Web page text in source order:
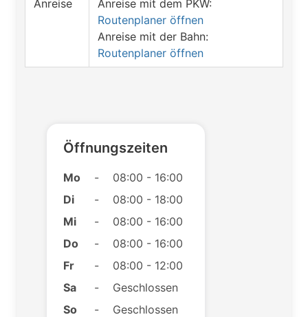
Anreise
Anreise mit dem PKW:
Routenplaner öffnen
Anreise mit der Bahn:
Routenplaner öffnen
Öffnungszeiten
Mo -
08:00 - 16:00
Di
-
08:00 - 18:00
Mi
-
08:00 - 16:00
Do
-
08:00 - 16:00
Fr
-
08:00 - 12:00
Sa
-
Geschlossen
So
- Geschlossen